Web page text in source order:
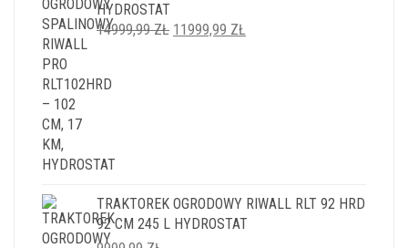
HYDROSTAT
14999,99ZŁ PIERWOTNA
11999,99 ZŁ
TRAKTOREK OGRODOWY RIWALL RLT 92 HRD
92 CM 245 L HYDROSTAT